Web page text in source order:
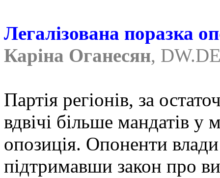
Легалізована поразка
Каріна Оганесян,
Партія регіонів, за
вдвічі більше мандатів
опозиція. Опоненти
підтримавши закон про